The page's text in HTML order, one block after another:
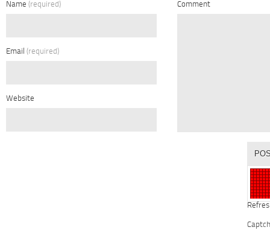
Name (required)
Email (required)
Website
Comment